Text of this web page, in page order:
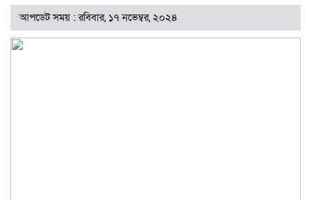
আপডেট সময় : রবিবার, ১৭ নভেম্বর, ২০২৪